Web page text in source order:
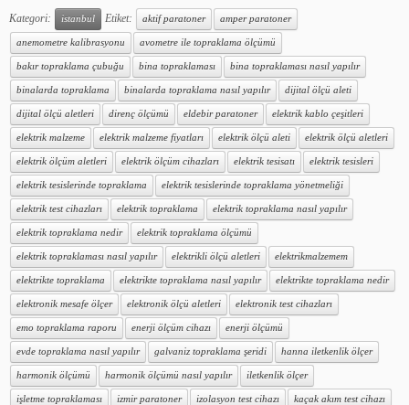
Kategori: istanbul Etiket: aktif paratoner amper paratoner
anemometre kalibrasyonu avometre ile topraklama ölçümü
bakır topraklama çubuğu bina topraklaması bina topraklaması nasıl yapılır
binalarda topraklama binalarda topraklama nasıl yapılır dijital ölçü aleti
dijital ölçü aletleri direnç ölçümü eldebir paratoner elektrik kablo çeşitleri
elektrik malzeme elektrik malzeme fiyatları elektrik ölçü aleti elektrik ölçü aletleri
elektrik ölçüm aletleri elektrik ölçüm cihazları elektrik tesisatı elektrik tesisleri
elektrik tesislerinde topraklama elektrik tesislerinde topraklama yönetmeliği
elektrik test cihazları elektrik topraklama elektrik topraklama nasıl yapılır
elektrik topraklama nedir elektrik topraklama ölçümü
elektrik topraklaması nasıl yapılır elektrikli ölçü aletleri elektrikmalzemem
elektrikte topraklama elektrikte topraklama nasıl yapılır elektrikte topraklama nedir
elektronik mesafe ölçer elektronik ölçü aletleri elektronik test cihazları
emo topraklama raporu enerji ölçüm cihazı enerji ölçümü
evde topraklama nasıl yapılır galvaniz topraklama şeridi hanna iletkenlik ölçer
harmonik ölçümü harmonik ölçümü nasıl yapılır iletkenlik ölçer
işletme topraklaması izmir paratoner izolasyon test cihazı kaçak akım test cihazı